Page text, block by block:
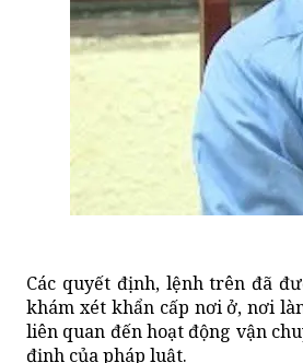
Các quyết định, lệnh trên đã
khám xét khẩn cấp nơi ở, nơi
liên quan đến hoạt động vận
định của pháp luật.